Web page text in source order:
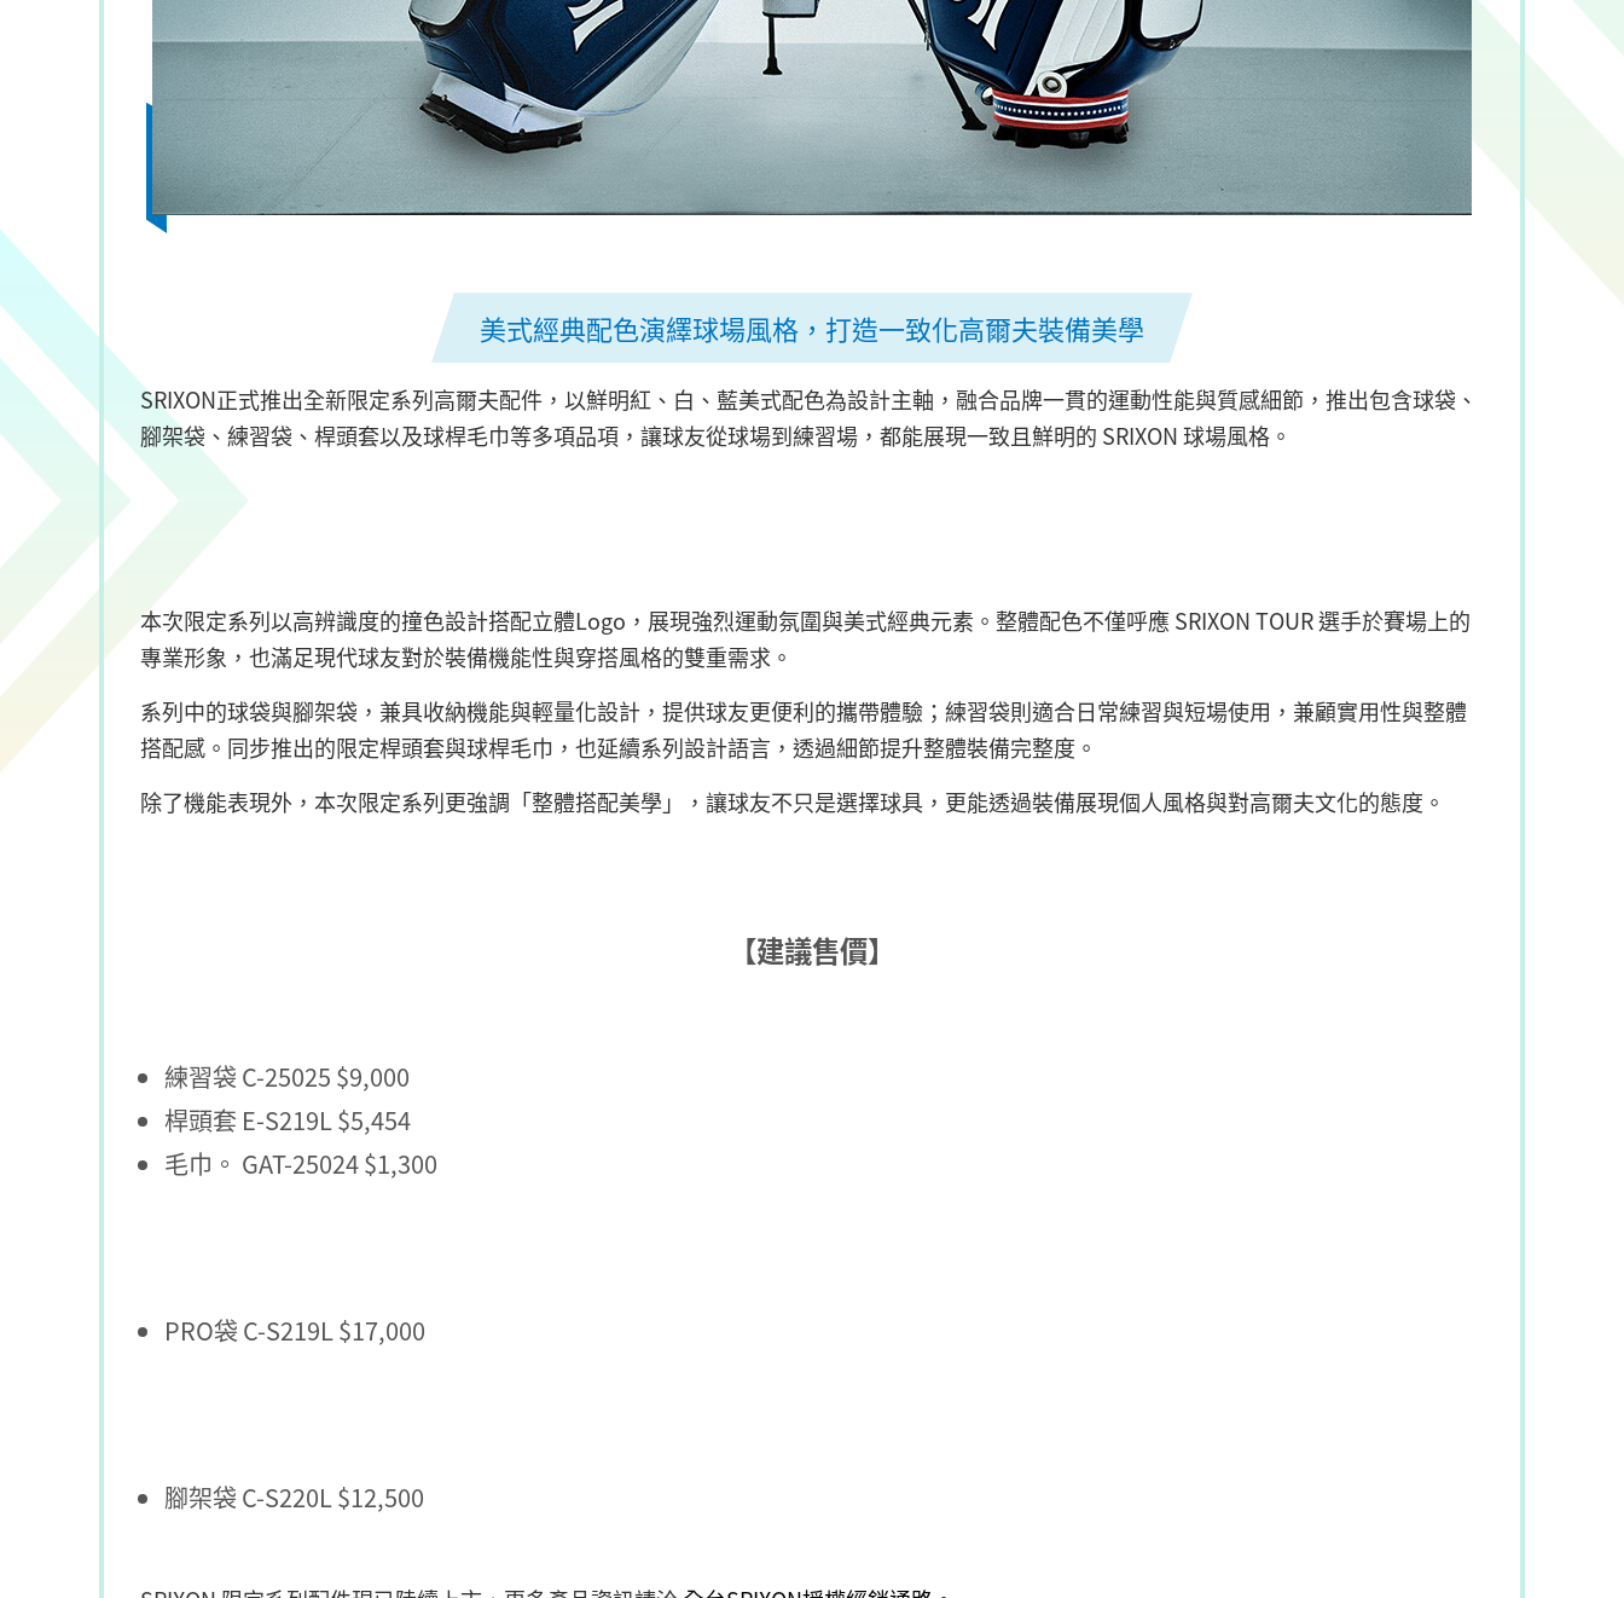
美式經典配色演繹球場風格，打造一致化高爾夫裝備美學
SRIXON正式推出全新限定系列高爾夫配件，以鮮明紅、白、藍美式配色為設計主軸，融合品牌一貫的運動性能與質感細節，推出包含球袋、
腳架袋、練習袋、桿頭套以及球桿毛巾等多項品項，讓球友從球場到練習場，都能展現一致且鮮明的 SRIXON 球場風格。
本次限定系列以高辨識度的撞色設計搭配立體Logo，展現強烈運動氛圍與美式經典元素。整體配色不僅呼應 SRIXON TOUR 選手於賽場上的
專業形象，也滿足現代球友對於裝備機能性與穿搭風格的雙重需求。
系列中的球袋與腳架袋，兼具收納機能與輕量化設計，提供球友更便利的攜帶體驗；練習袋則適合日常練習與短場使用，兼顧實用性與整體
搭配感。同步推出的限定桿頭套與球桿毛巾，也延續系列設計語言，透過細節提升整體裝備完整度。
除了機能表現外，本次限定系列更強調「整體搭配美學」，讓球友不只是選擇球具，更能透過裝備展現個人風格與對高爾夫文化的態度。
【建議售價】
練習袋 C-25025 $9,000
桿頭套 E-S219L $5,454
毛巾。 GAT-25024 $1,300
PRO袋 C-S219L $17,000
腳架袋 C-S220L $12,500